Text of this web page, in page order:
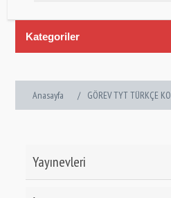
Kategoriler
Anasayfa / GÖREV TYT TÜRKÇE
Yayınevleri